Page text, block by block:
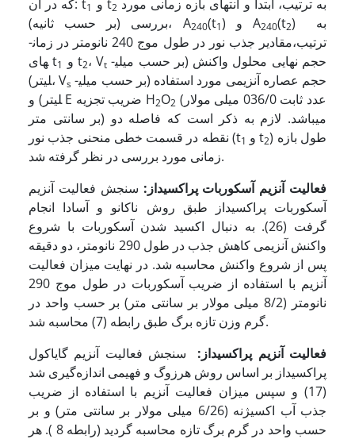
که در آن: t1 و t2
بررسی (بر حسب ثانیه)، A240(t1 ) و A240(t2) به
ترتیب،مقادیر جذب نور در طول موج 240 نانومتر در زمان­
های t1 و t2، Vt حجم نهایی محلول واکنش (بر حسب میلی­
لیتر)، Vs حجم عصاره آنزیمی مورد استفاده (بر حسب میلی­
لیتر) و E ضریب تجزیه H2O2 (عدد ثابت 036/0 میلی مولار
بر سانتی متر) می­باشد. لازم به ذکر است که فاصله دو
نقطه در قسمت خطی منحنی جذب نور (t1 و t2) طول بازه
زمانی مورد بررسی در نظر گرفته شد.
فعالیت آنزیم آسکوربات پراکسیداز : سنجش فعالیت آنزیم
آسکوربات پراکسیداز طبق روش ناکانو و آسادا انجام
گرفت (26). به دنبال اکسید شدن آسکوربات با شروع
واکنش آنزیمی کاهش جذب در طول 290 نانومتر، دو دقیقه
پس از شروع واکنش محاسبه شد. در نهایت میزان فعالیت
آنزیم با استفاده از ضریب آسکوربات در طول موج 290
نانومتر (8/2 میلی مولار بر سانتی متر) بر حسب واحد در
گرم وزن تازه برگ طبق رابطه (7) محاسبه شد.
فعالیت آنزیم پراکسیداز :
سنجش فعالیت آنزیم گایاکول
پراکسیداز بر اساس روش هرزوگ و فهیمی اندازه‌گیری شد
(17) و سپس میزان فعالیت آنزیم با استفاده از ضریب
جذب آب اکسیژنه (6/26 میلی مولار بر سانتی متر) و بر
حسب واحد در گرم برگ تازه محاسبه گردید (رابطه 8 ). هر